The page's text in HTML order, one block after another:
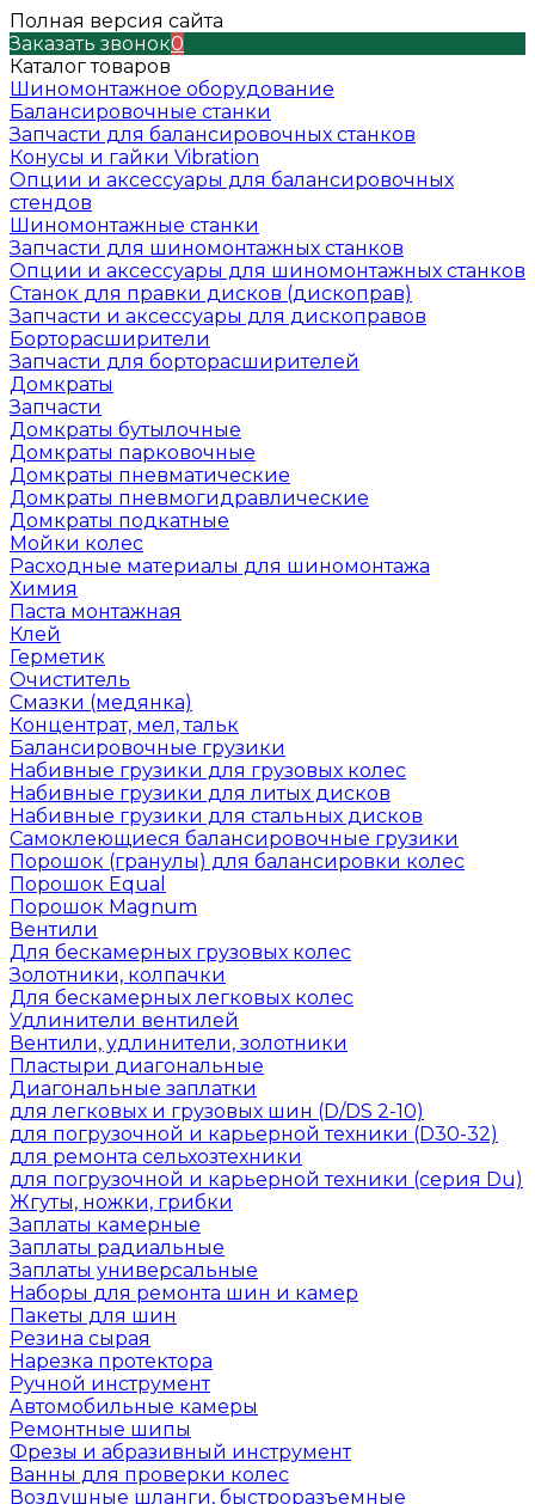
Полная версия сайта
Заказать звонок0
Каталог товаров
Шиномонтажное оборудование
Балансировочные станки
Запчасти для балансировочных станков
Конусы и гайки Vibration
Опции и аксессуары для балансировочных
стендов
Шиномонтажные станки
Запчасти для шиномонтажных станков
Опции и аксессуары для шиномонтажных станков
Станок для правки дисков (дископрав)
Запчасти и аксессуары для дископравов
Борторасширители
Запчасти для борторасширителей
Домкраты
Запчасти
Домкраты бутылочные
Домкраты парковочные
Домкраты пневматические
Домкраты пневмогидравлические
Домкраты подкатные
Мойки колес
Расходные материалы для шиномонтажа
Химия
Паста монтажная
Клей
Герметик
Очиститель
Смазки (медянка)
Концентрат, мел, тальк
Балансировочные грузики
Набивные грузики для грузовых колес
Набивные грузики для литых дисков
Набивные грузики для стальных дисков
Самоклеющиеся балансировочные грузики
Порошок (гранулы) для балансировки колес
Порошок Equal
Порошок Magnum
Вентили
Для бескамерных грузовых колес
Золотники, колпачки
Для бескамерных легковых колес
Удлинители вентилей
Вентили, удлинители, золотники
Пластыри диагональные
Диагональные заплатки
для легковых и грузовых шин (D/DS 2-10)
для погрузочной и карьерной техники (D30-32)
для ремонта сельхозтехники
для погрузочной и карьерной техники (серия Du)
Жгуты, ножки, грибки
Заплаты камерные
Заплаты радиальные
Заплаты универсальные
Наборы для ремонта шин и камер
Пакеты для шин
Резина сырая
Нарезка протектора
Ручной инструмент
Автомобильные камеры
Ремонтные шипы
Фрезы и абразивный инструмент
Ванны для проверки колес
Воздушные шланги, быстроразъемные